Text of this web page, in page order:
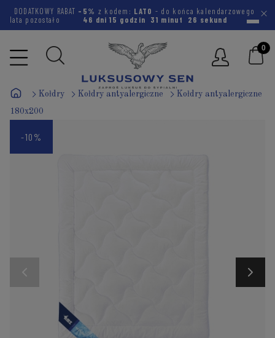
DODATKOWY RABAT -5% z kodem: LATO - do końca kalendarzowego
lata pozostało
46 dni 15 godzin 31 minut 25 sekund
Kołdry Kołdry antyalergiczne Kołdry antyalergiczne
180x200
-10%